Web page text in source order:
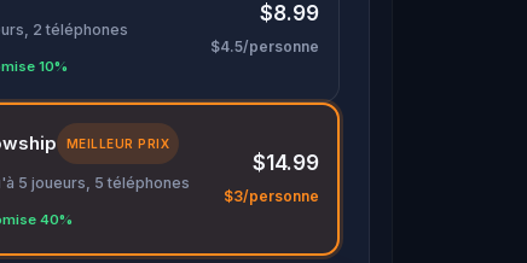
2 téléphones
10%
$8.99
$4.5/personne
MEILLEUR PRIX
5 joueurs, 5 téléphones
40%
$14.99
$3/personne